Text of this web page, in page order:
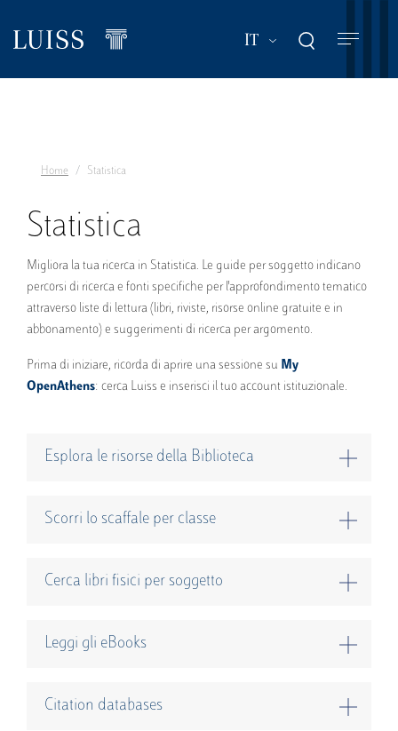
contenuto
IT Mostra ulteriori
Home Statistica
Statistica
Migliora la tua ricerca in Statistica. Le guide per soggetto indicano
percorsi di ricerca e fonti specifiche per l'approfondimento tematico
attraverso liste di lettura (libri, riviste, risorse online gratuite e in
abbonamento) e suggerimenti di ricerca per argomento.
Prima di iniziare, ricorda di aprire una sessione su My
OpenAthens: cerca Luiss e inserisci il tuo account istituzionale.
Esplora le risorse della Biblioteca
Scorri lo scaffale per classe
Cerca libri fisici per soggetto
Leggi gli eBooks
Citation databases